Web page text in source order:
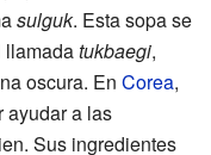
sulguk. Esta sopa se
llamadatukbaegi,
oscura. En Corea,
ayudar a las
Sus ingredientes